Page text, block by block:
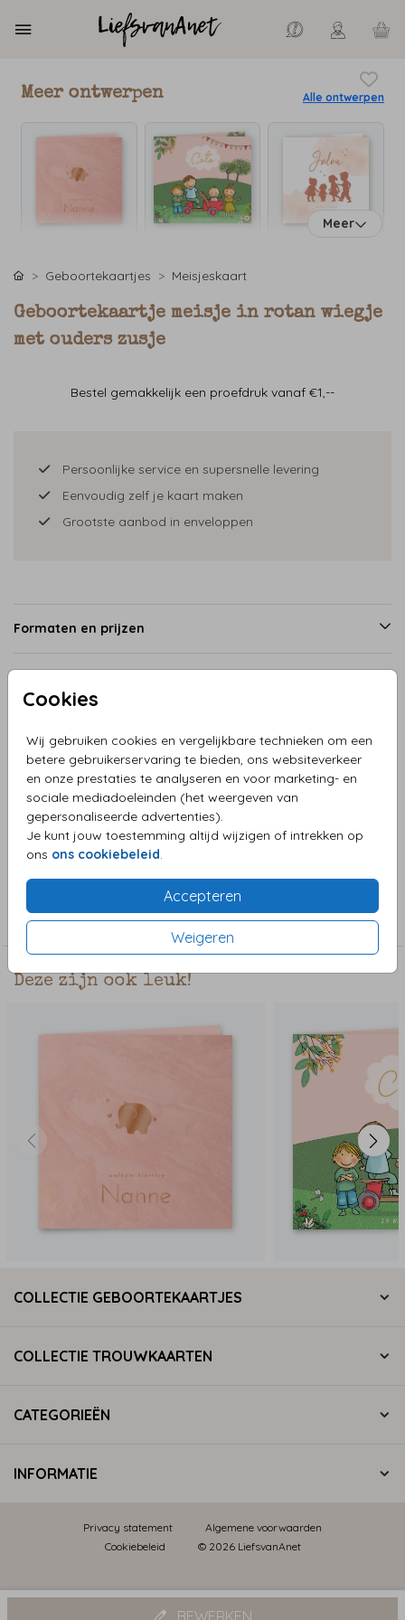
Cookies
Wij gebruiken cookies en vergelijkbare technieken om een
betere gebruikerservaring te bieden, ons websiteverkeer
en onze prestaties te analyseren en voor marketing- en
sociale mediadoeleinden (het weergeven van
gepersonaliseerde advertenties).
Je kunt jouw toestemming altijd wijzigen of intrekken op
ons ons cookiebeleid.
Accepteren
Weigeren
Meer ontwerpen Alle ontwerpen
Meer
Geboortekaartjes Meisjeskaart
Geboortekaartje meisje in rotan wiegje
met ouders zusje
Bestel gemakkelijk een proefdruk vanaf €1,--
Persoonlijke service en supersnelle levering
Eenvoudig zelf je kaart maken
Grootste aanbod in enveloppen
Formaten en prijzen
Productinformatie
Omschrijving
Geboortekaartje meisje in rotan wiegje met regenboog,
knuffels, zusje en ouders. In de clipart staan vele leuke
ouders die je kunt uitzoeken. Teksten zijn ook naar wens
aanpasbaar.
Meisjeskaart
Deze zijn ook leuk!
BEWERKEN
COLLECTIE GEBOORTEKAARTJES
COLLECTIE TROUWKAARTEN
CATEGORIEËN
INFORMATIE
Privacy statement
Algemene voorwaarden
Cookiebeleid
© 2026 LiefsvanAnet